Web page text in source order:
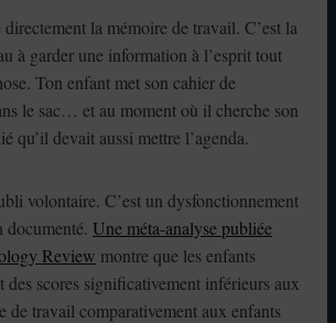
la mémoire de travail. C’est la
à garder une information à l’esprit tout
Ton enfant met son cahier de
le sac… et au moment où il cherche son
qu’il devait aussi mettre l’agenda.
volontaire. C’est un dysfonctionnement
documenté. Une méta-analyse publiée
Review montre que les enfants
scores significativement inférieurs aux
de travail comparativement aux enfants